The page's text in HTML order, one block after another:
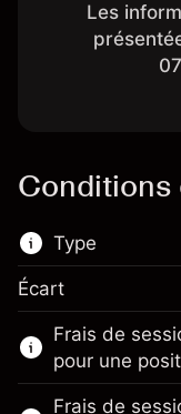
Les
Conditions
Type
Ce marché
trading de
En savoir plus
Écart
Frais de
pour une
Frais de